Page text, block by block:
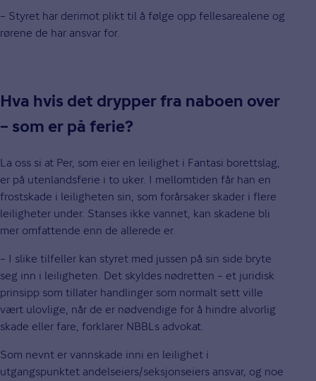
– Styret har derimot plikt til å følge opp fellesarealene og
rørene de har ansvar for.
Hva hvis det drypper fra naboen over
– som er på ferie?
La oss si at Per, som eier en leilighet i Fantasi borettslag,
er på utenlandsferie i to uker. I mellomtiden får han en
frostskade i leiligheten sin, som forårsaker skader i flere
leiligheter under. Stanses ikke vannet, kan skadene bli
mer omfattende enn de allerede er.
– I slike tilfeller kan styret med jussen på sin side bryte
seg inn i leiligheten. Det skyldes nødretten – et juridisk
prinsipp som tillater handlinger som normalt sett ville
vært ulovlige, når de er nødvendige for å hindre alvorlig
skade eller fare, forklarer NBBLs advokat.
Som nevnt er vannskade inni en leilighet i
utgangspunktet andelseiers/seksjonseiers ansvar, og noe